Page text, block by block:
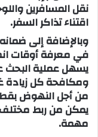
نقل المسافرين
اقتناء تذاكر السفر.
وبالإضافة إلى
في معرفة أوقات
يسهل عملية البحث
ومكافحة كل زيادة
من أجل النهوض
يمكن من ربط
مهمة.